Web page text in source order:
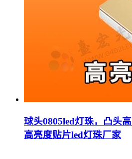
球头0805led灯珠，凸头
高亮度贴片led灯珠厂家